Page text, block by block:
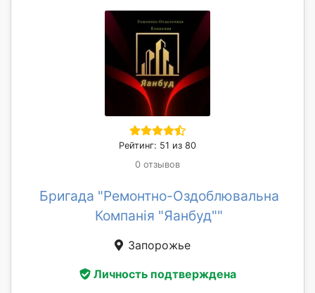
Рейтинг: 51 из 80
0 отзывов
Бригада "Ремонтно-Оздоблювальна
Компанія "Яанбуд""
Запорожье
Личность подтверждена